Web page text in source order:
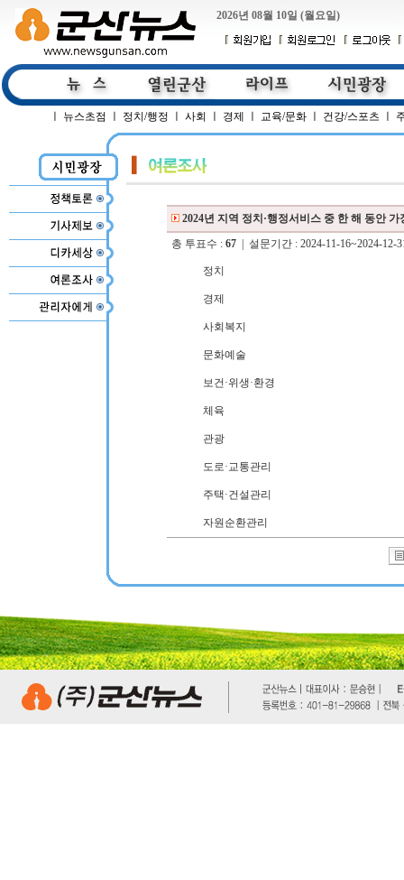
2026년 08월 10일 (월요일)
뉴스초점 정치/행정 사회 경제 교육/문화 건강/스포츠
2024년 지역 정치·행정서비스 중 한 해 동안
총 투표수 : 67 | 설문기간 : 2024-11-16~2024-12-
정치
경제
사회복지
문화예술
보건·위생·환경
체육
관광
도로·교통관리
주택·건설관리
자원순환관리